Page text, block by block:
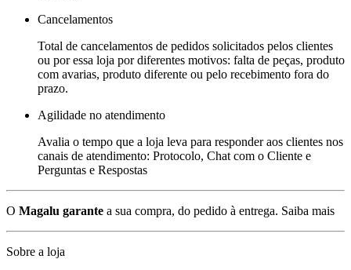
Cancelamentos
Total de cancelamentos de pedidos solicitados pelos clientes
ou por essa loja por diferentes motivos: falta de peças, produto
com avarias, produto diferente ou pelo recebimento fora do
prazo.
Agilidade no atendimento
Avalia o tempo que a loja leva para responder aos clientes nos
canais de atendimento: Protocolo, Chat com o Cliente e
Perguntas e Respostas
O Magalu garante a sua compra, do pedido à entrega. Saiba mais
Sobre a loja